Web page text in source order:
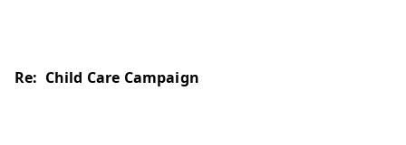
Re: Child Care Campaign